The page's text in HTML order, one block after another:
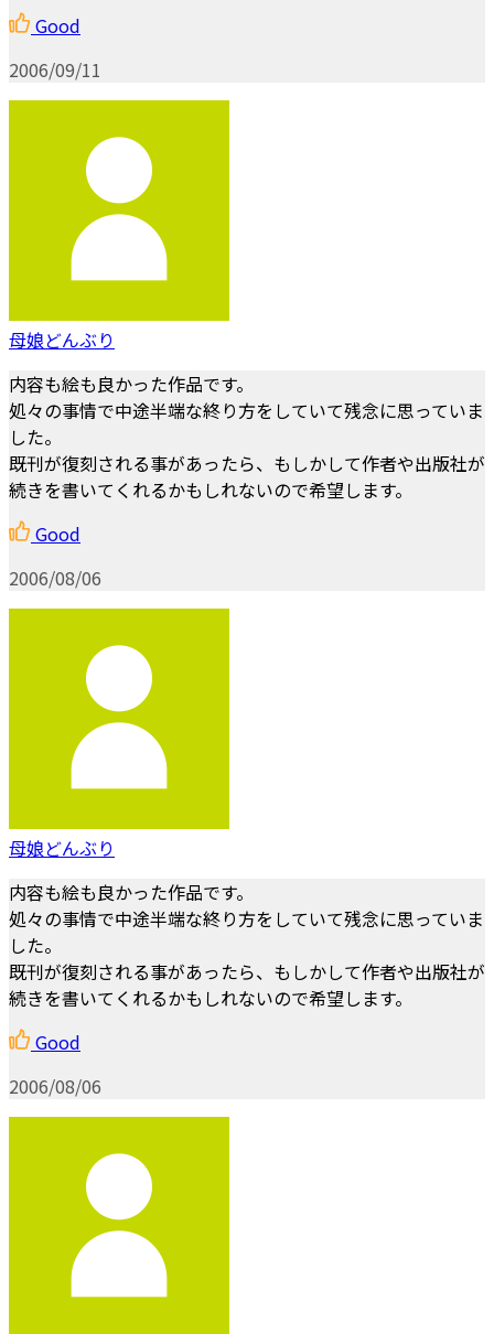
Good
2006/09/11
母娘どんぶり
内容も絵も良かった作品です。
処々の事情で中途半端な終り方をしていて残念に思っていま
した。
既刊が復刻される事があったら、もしかして作者や出版社が
続きを書いてくれるかもしれないので希望します。
Good
2006/08/06
母娘どんぶり
内容も絵も良かった作品です。
処々の事情で中途半端な終り方をしていて残念に思っていま
した。
既刊が復刻される事があったら、もしかして作者や出版社が
続きを書いてくれるかもしれないので希望します。
Good
2006/08/06